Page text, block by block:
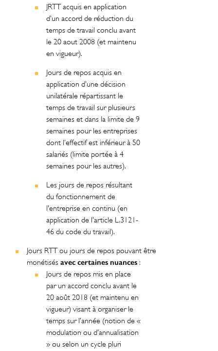
JRTT acquis en application
d’un accord de réduction du
temps de travail conclu avant
le 20 aout 2008 (et maintenu
en vigueur).
Jours de repos acquis en
application d’une décision
unilatérale répartissant le
temps de travail sur plusieurs
semaines et dans la limite de 9
semaines pour les entreprises
dont l’effectif est inférieur à 50
salariés (limite portée à 4
semaines pour les autres).
Les jours de repos résultant
du fonctionnement de
l’entreprise en continu (en
application de l’article L.3121-
46 du code du travail).
Jours RTT ou jours de repos pouvant être
monétisés avec certaines nuances :
Jours de repos mis en place
par un accord conclu avant le
20 août 2018 (et maintenu en
vigueur) visant à organiser le
temps sur l’année (notion de «
modulation ou d’annualisation
» ou selon un cycle pluri